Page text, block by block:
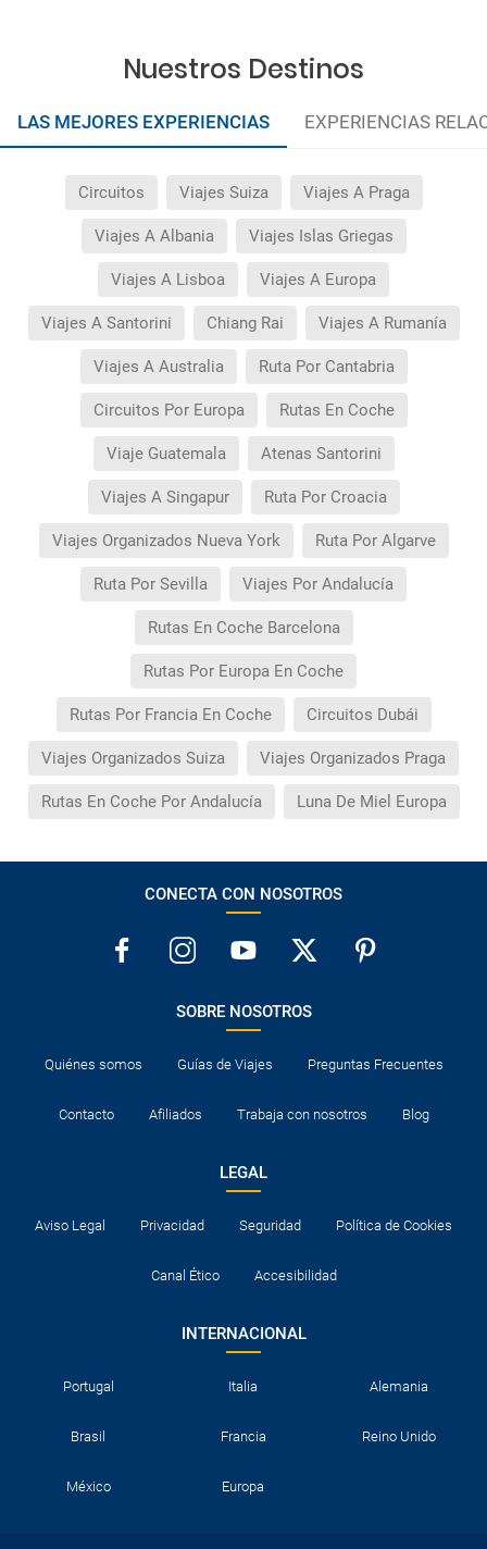
Nuestros Destinos
LAS MEJORES EXPERIENCIAS EXPERIENCIAS
Circuitos Viajes Suiza Viajes A Praga
Viajes A Albania Viajes Islas Griegas
Viajes A Lisboa Viajes A Europa
Viajes A Santorini Chiang Rai Viajes A Rumanía
Viajes A Australia Ruta Por Cantabria
Circuitos Por Europa Rutas En Coche
Viaje Guatemala Atenas Santorini
Viajes A Singapur Ruta Por Croacia
Viajes Organizados Nueva York Ruta Por Algarve
Ruta Por Sevilla Viajes Por Andalucía
Rutas En Coche Barcelona
Rutas Por Europa En Coche
Rutas Por Francia En Coche Circuitos Dubái
Viajes Organizados Suiza Viajes Organizados Praga
Rutas En Coche Por Andalucía Luna De Miel Europa
CONECTA CON NOSOTROS
SOBRE NOSOTROS
Quiénes somos Guías de Viajes Preguntas Frecuentes
Contacto Afiliados Trabaja con nosotros Blog
LEGAL
Aviso Legal Privacidad Seguridad Política de Cookies
Canal Ético Accesibilidad
INTERNACIONAL
Portugal Italia Alemania
Brasil Francia Reino Unido
México Europa